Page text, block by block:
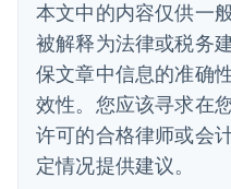
本文中的内容仅供一
被解释为法律或税务
保文章中信息的准确
效性。您应该寻求在
许可的合格律师或会
定情况提供建议。
波兰
English
丹麦
English
德国
Deutsch English
法国
FrançaisEnglish